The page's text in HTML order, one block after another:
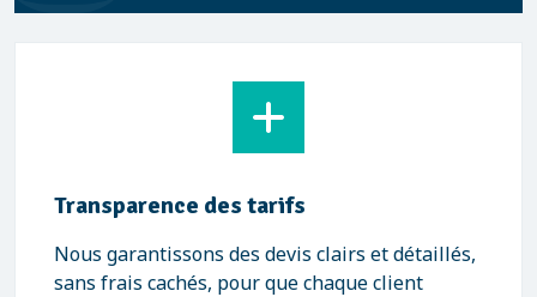
Transparence des tarifs
Nous garantissons des devis clairs et détaillés,
sans frais cachés, pour que chaque client